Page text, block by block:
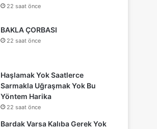
22 saat önce
BAKLA ÇORBASI
22 saat önce
Haşlamak Yok Saatlerce
Sarmakla Uğraşmak Yok Bu
Yöntem Harika
22 saat önce
Bardak Varsa Kalıba Gerek Yok